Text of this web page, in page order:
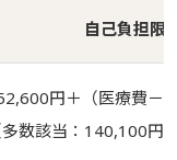
自己負担限
円＋（医療費－
多数該当：140,100円